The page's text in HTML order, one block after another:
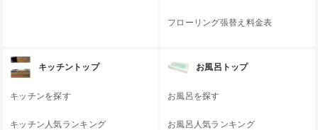
フローリング張替え料金表
キッチントップ
キッチンを探す
キッチン人気ランキング
お風呂トップ
お風呂を探す
お風呂人気ランキング